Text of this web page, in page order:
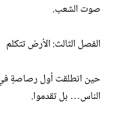
صوت الشعب.
الفصل الثالث: الأرض تتكلم
حين انطلقت أول رصاصةٍ
الناس… بل تقدموا.